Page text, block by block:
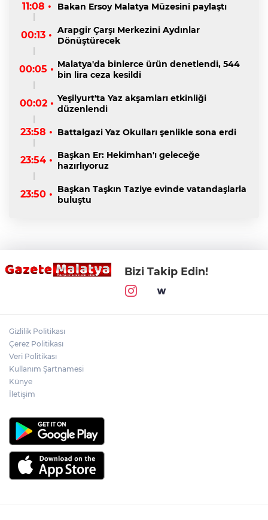
11:08 • Bakan Ersoy Malatya Müzesini paylaştı
00:13 • Arapgir Çarşı Merkezini Aydınlar
Dönüştürecek
00:05 • Malatya'da binlerce ürün denetlendi, 544
bin lira ceza kesildi
00:02 • Yeşilyurt'ta Yaz akşamları etkinliği
düzenlendi
23:58 • Battalgazi Yaz Okulları şenlikle sona erdi
23:54 • Başkan Er: Hekimhan'ı geleceğe
hazırlıyoruz
23:50 • Başkan Taşkın Taziye evinde vatandaşlarla
buluştu
Bizi Takip Edin!
Gizlilik Politikası
Çerez Politikası
Veri Politikası
Kullanım Şartnamesi
Künye
İletişim